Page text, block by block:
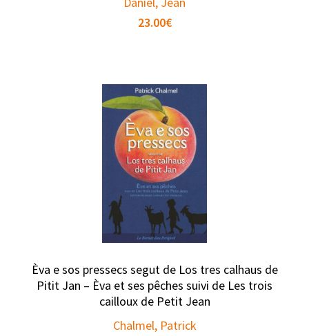
23.00€
Èva e sos pressecs segut de Los tres calhaus de
Pitit Jan – Èva et ses pêches suivi de Les trois
cailloux de Petit Jean
Chalmel, Patrick